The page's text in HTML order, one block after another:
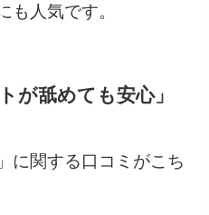
も人気です。
が舐めても安心」
に関する口コミがこち